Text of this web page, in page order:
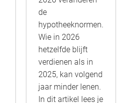
de
hypotheeknormen.
Wie in 2026
hetzelfde blijft
verdienen als in
2025, kan volgend
jaar minder lenen.
In dit artikel lees je